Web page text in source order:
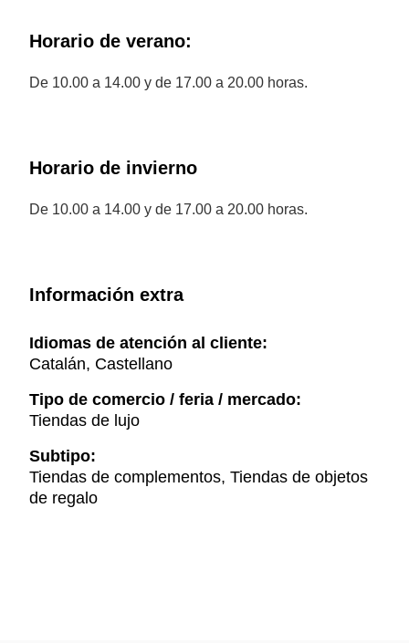
Horario de verano:
De 10.00 a 14.00 y de 17.00 a 20.00 horas.
Horario de invierno
De 10.00 a 14.00 y de 17.00 a 20.00 horas.
Información extra
Idiomas de atención al cliente:
Catalán, Castellano
Tipo de comercio / feria / mercado:
Tiendas de lujo
Subtipo:
Tiendas de complementos, Tiendas de objetos
de regalo